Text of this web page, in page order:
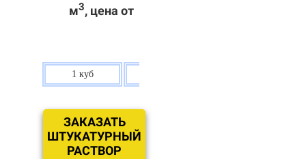
м3, цена от
1 куб
ЗАКАЗАТЬ
ШТУКАТУРНЫЙ
РАСТВОР